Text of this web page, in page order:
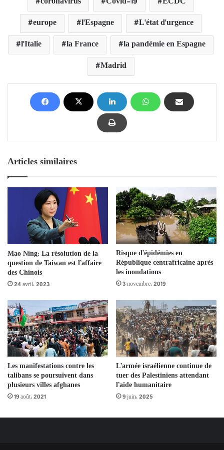
europe
l'Espagne
L'état d'urgence
l'Italie
la France
la pandémie en Espagne
Madrid
Articles similaires
Mao Ning: La résolution de la
question de Taiwan est l’affaire
des Chinois
24 avril، 2023
Risque d’épidémies en
République centrafricaine après
les inondations
3 novembre، 2019
Les manifestations contre les
talibans se poursuivent dans
plusieurs villes afghanes
19 août، 2021
L’armée israélienne continue de
tuer des Palestiniens attendant
l’aide humanitaire
9 juin، 2025